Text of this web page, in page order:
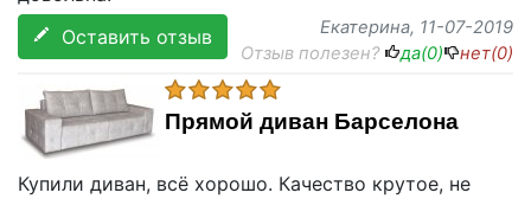
Оставить отзыв
Екатерина, 11-07-2019
Отзыв полезен?
да(0) нет(0)
Прямой диван Барселона
Купили диван, всё хорошо. Качество крутое, не